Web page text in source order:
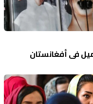
في أفغانستان